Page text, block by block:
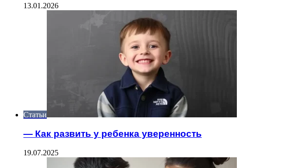
13.01.2026
Статьи
— Как развить у ребенка уверенность
19.07.2025